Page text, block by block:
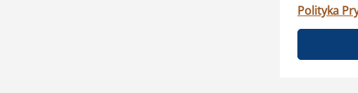
Polityka